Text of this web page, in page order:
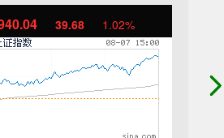
39.68 1.02%